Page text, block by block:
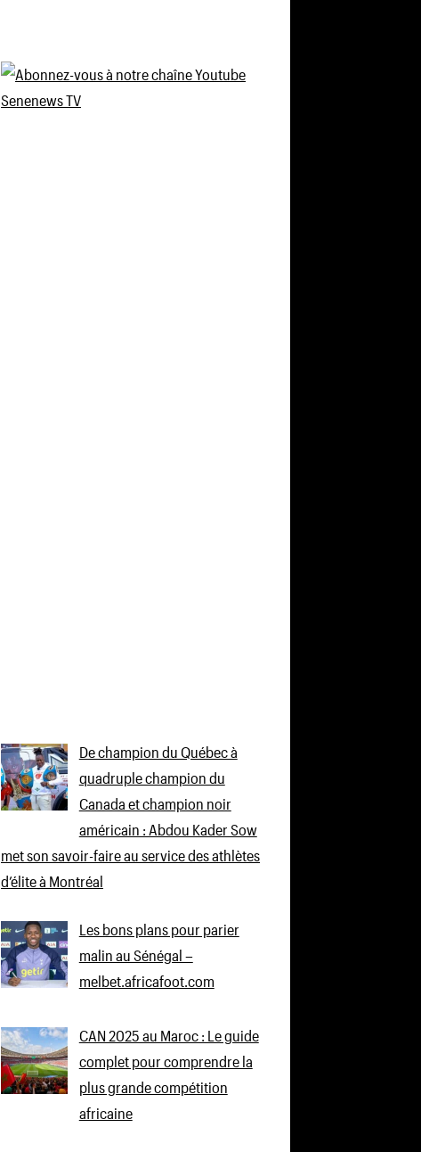
De champion du Québec à
quadruple champion du
Canada et champion noir
américain : Abdou Kader Sow
met son savoir-faire au service des athlètes
d’élite à Montréal
Les bons plans pour parier
malin au Sénégal –
melbet.africafoot.com
CAN 2025 au Maroc : Le guide
complet pour comprendre la
plus grande compétition
africaine